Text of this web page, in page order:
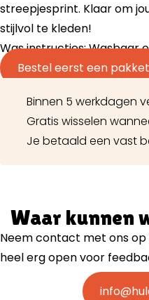
streepjesprint. Klaar om
stijlvol te kleden!
Was instructies: Wasbaar
Bestel eerst een pakket
Binnen 5 werkdagen
Gratis wisselen
Je betaald een vast
Waar kunnen
Neem contact met ons
heel erg open voor